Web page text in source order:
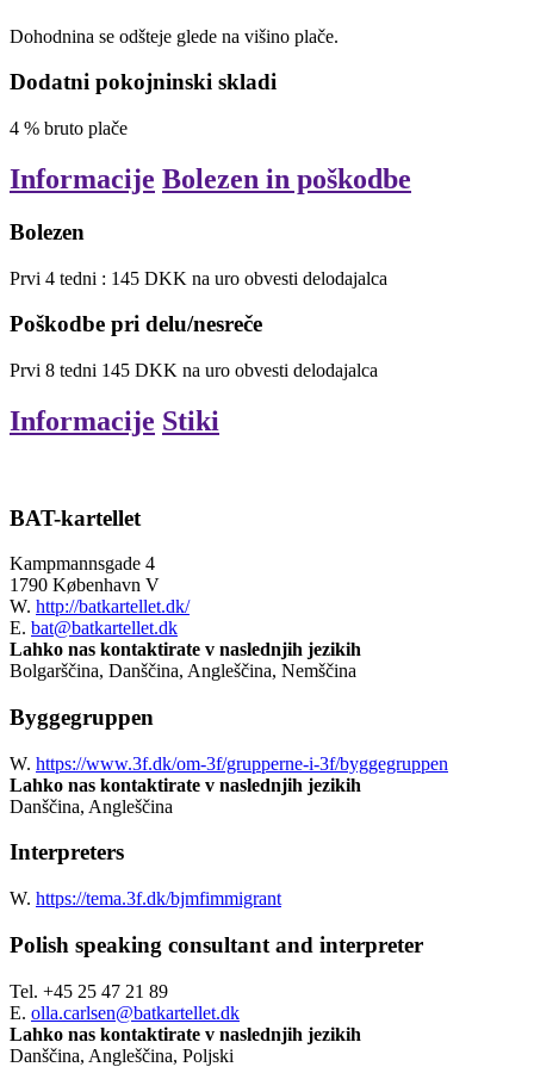
Dohodnina se odšteje glede na višino plače.
Dodatni pokojninski skladi
4 % bruto plače
Informacije Bolezen in poškodbe
Bolezen
Prvi 4 tedni : 145 DKK na uro obvesti delodajalca
Poškodbe pri delu/nesreče
Prvi 8 tedni 145 DKK na uro obvesti delodajalca
Informacije Stiki
BAT-kartellet
Kampmannsgade 4
1790 København V
W. http://batkartellet.dk/
E. bat@batkartellet.dk
Lahko nas kontaktirate v naslednjih jezikih
Bolgarščina, Danščina, Angleščina, Nemščina
Byggegruppen
W. https://www.3f.dk/om-3f/grupperne-i-3f/byggegruppen
Lahko nas kontaktirate v naslednjih jezikih
Danščina, Angleščina
Interpreters
W. https://tema.3f.dk/bjmfimmigrant
Polish speaking consultant and interpreter
Tel. +45 25 47 21 89
E. olla.carlsen@batkartellet.dk
Lahko nas kontaktirate v naslednjih jezikih
Danščina, Angleščina, Poljski